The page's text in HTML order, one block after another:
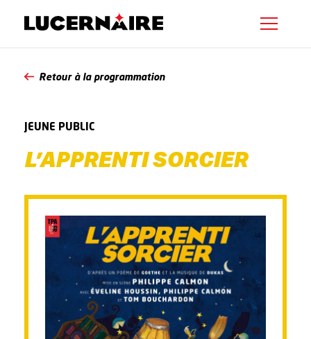
Retour à la programmation
JEUNE PUBLIC
L’APPRENTI SORCIER